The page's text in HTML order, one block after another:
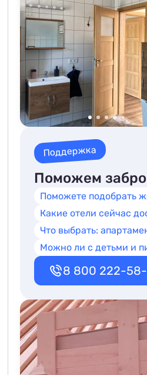
Поддержка
Поможем
Поможете подобрать
Какие отели сейчас
Что выбрать:
Можно ли с детьми и
8 800 222-